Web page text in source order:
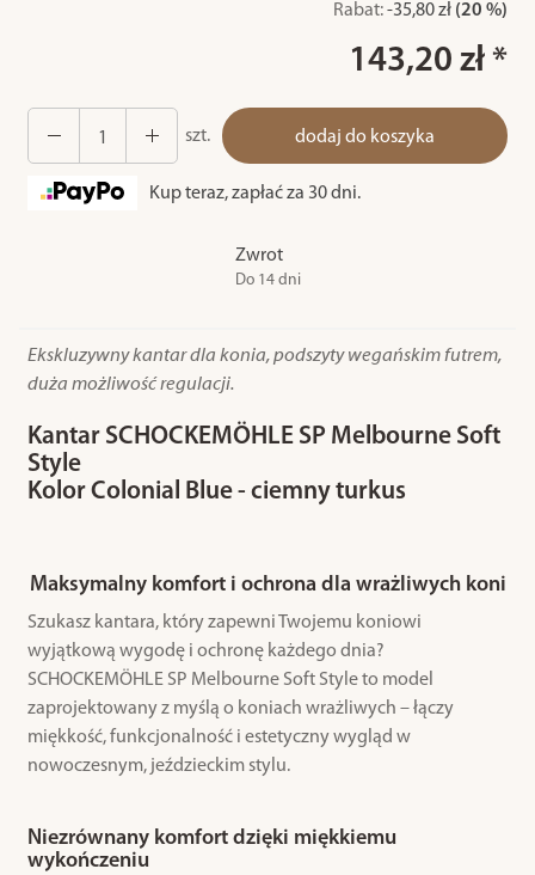
Rabat:-35,80 zł (20 %)
143,20 zł *
szt. dodaj do koszyka
Kup teraz, zapłać za 30 dni.
Zwrot
Do 14 dni
Ekskluzywny kantar dla konia, podszyty wegańskim futrem,
duża możliwość regulacji.
Kantar SCHOCKEMÖHLE SP Melbourne Soft
Style
Kolor Colonial Blue - ciemny turkus
Maksymalny komfort i ochrona dla wrażliwych koni
Szukasz kantara, który zapewni Twojemu koniowi
wyjątkową wygodę i ochronę każdego dnia?
SCHOCKEMÖHLE SP Melbourne Soft Style to model
zaprojektowany z myślą o koniach wrażliwych – łączy
miękkość, funkcjonalność i estetyczny wygląd w
nowoczesnym, jeździeckim stylu.
Niezrównany komfort dzięki miękkiemu
wykończeniu